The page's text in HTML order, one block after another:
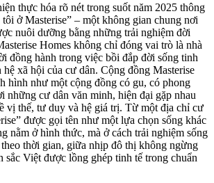
thực hóa rõ nét trong suốt năm 2025 thông
ở Masterise” – một không gian chung nơi
nuôi dưỡng bằng những trải nghiệm đời
Homes không chỉ đóng vai trò là nhà
đồng hành trong việc bồi đắp đời sống tinh
hệ xã hội của cư dân. Cộng đồng Masterise
hình như một cộng đồng có gu, có phong
những cư dân văn minh, hiện đại gặp nhau
vị thế, tư duy và hệ giá trị. Từ một địa chỉ cư
được gọi tên như một lựa chọn sống khác
nằm ở hình thức, mà ở cách trải nghiệm sống
thời gian, giữa nhịp đô thị không ngừng
sắc Việt được lồng ghép tinh tế trong chuẩn